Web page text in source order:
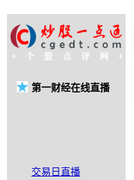
第一财经在线直播
交易日直播